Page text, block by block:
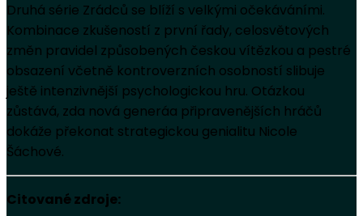
Druhá série Zrádců se blíží s velkými očekáváními.
Kombinace zkušeností z první řady, celosvětových
změn pravidel způsobených českou vítězkou a pestré
obsazení včetně kontroverzních osobností slibuje
ještě intenzivnější psychologickou hru. Otázkou
zůstává, zda nová generáa připravenějších hráčů
dokáže překonat strategickou genialitu Nicole
Šáchové.
Citované zdroje: